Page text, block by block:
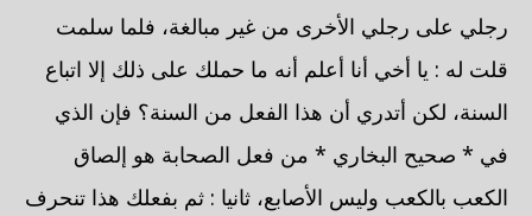
رجلي على رجلي الأخرى من غير مبالغة، فلما سلمت
قلت له : يا أخي أنا أعلم أنه ما حملك على ذلك إلا اتباع
السنة، لكن أتدري أن هذا الفعل من السنة؟ فإن الذي
في * صحيح البخاري * من فعل الصحابة هو إلصاق
الكعب بالكعب وليس الأصابع، ثانيا : ثم بفعلك هذا تنحرف